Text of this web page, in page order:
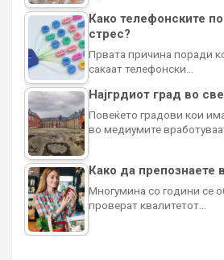
Како телефонските
стрес?
Првата причина поради
сакаат телефонски…
Најгрдиот град во
Повеќето градови кои
во медиумите
Како да препознаете
Многумина со години се
проверат квалитетот…